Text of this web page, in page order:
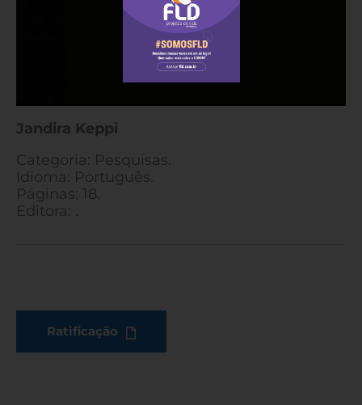
Jandira Keppi
Categoria: Pesquisas.
Idioma: Português.
Páginas: 18.
Editora: .
Ratificação